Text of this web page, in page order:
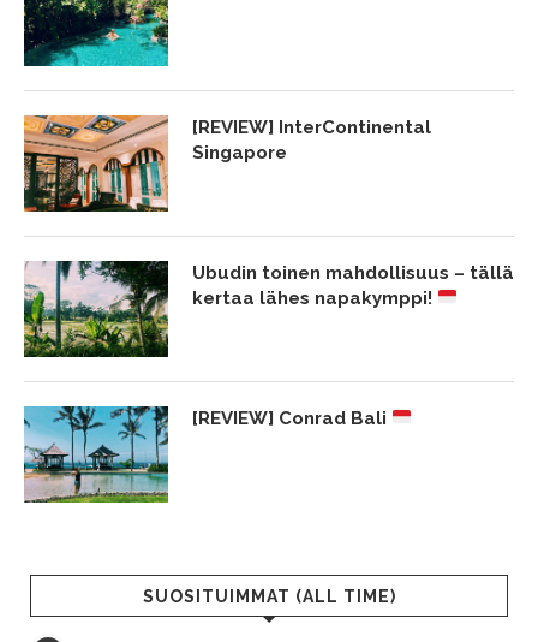
[REVIEW] InterContinental
Singapore
Ubudin toinen mahdollisuus – tällä
kertaa lähes napakymppi!
[REVIEW] Conrad Bali
SUOSITUIMMAT (ALL TIME)